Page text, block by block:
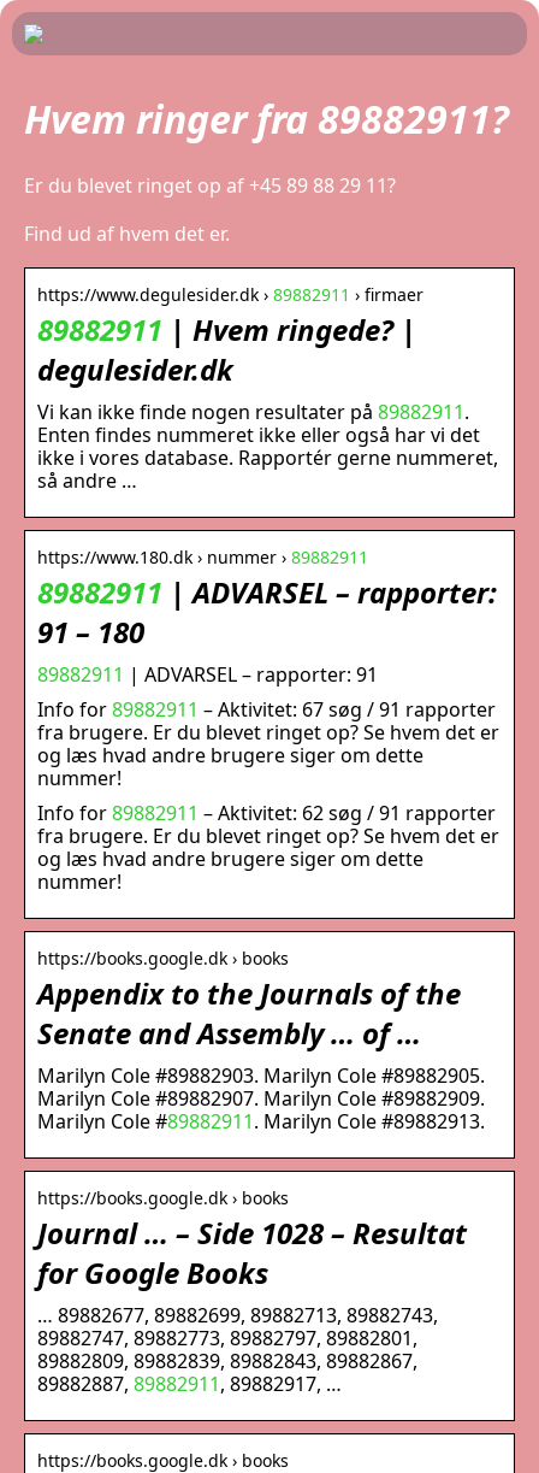
Hvem ringer fra 89882911?
Er du blevet ringet op af +45 89 88 29 11?
Find ud af hvem det er.
https://www.degulesider.dk › 89882911 › firmaer
89882911 | Hvem ringede? |
degulesider.dk
Vi kan ikke finde nogen resultater på 89882911.
Enten findes nummeret ikke eller også har vi det
ikke i vores database. Rapportér gerne nummeret,
så andre …
https://www.180.dk › nummer › 89882911
89882911 | ADVARSEL – rapporter:
91 – 180
89882911 | ADVARSEL – rapporter: 91
Info for89882911 – Aktivitet: 67 søg / 91 rapporter
fra brugere. Er du blevet ringet op? Se hvem det er
og læs hvad andre brugere siger om dette
nummer!
Info for89882911 – Aktivitet: 62 søg / 91 rapporter
fra brugere. Er du blevet ringet op? Se hvem det er
og læs hvad andre brugere siger om dette
nummer!
https://books.google.dk › books
Appendix to the Journals of the
Senate and Assembly … of …
Marilyn Cole #89882903. Marilyn Cole #89882905.
Marilyn Cole #89882907. Marilyn Cole #89882909.
Marilyn Cole #89882911. Marilyn Cole #89882913.
https://books.google.dk › books
Journal … – Side 1028 – Resultat
for Google Books
… 89882677, 89882699, 89882713, 89882743,
89882747, 89882773, 89882797, 89882801,
89882809, 89882839, 89882843, 89882867,
89882887, 89882911, 89882917, …
https://books.google.dk › books